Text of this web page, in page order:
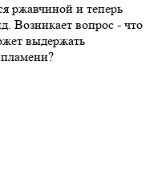
ржавчиной и теперь
Возникает вопрос - что
выдержать